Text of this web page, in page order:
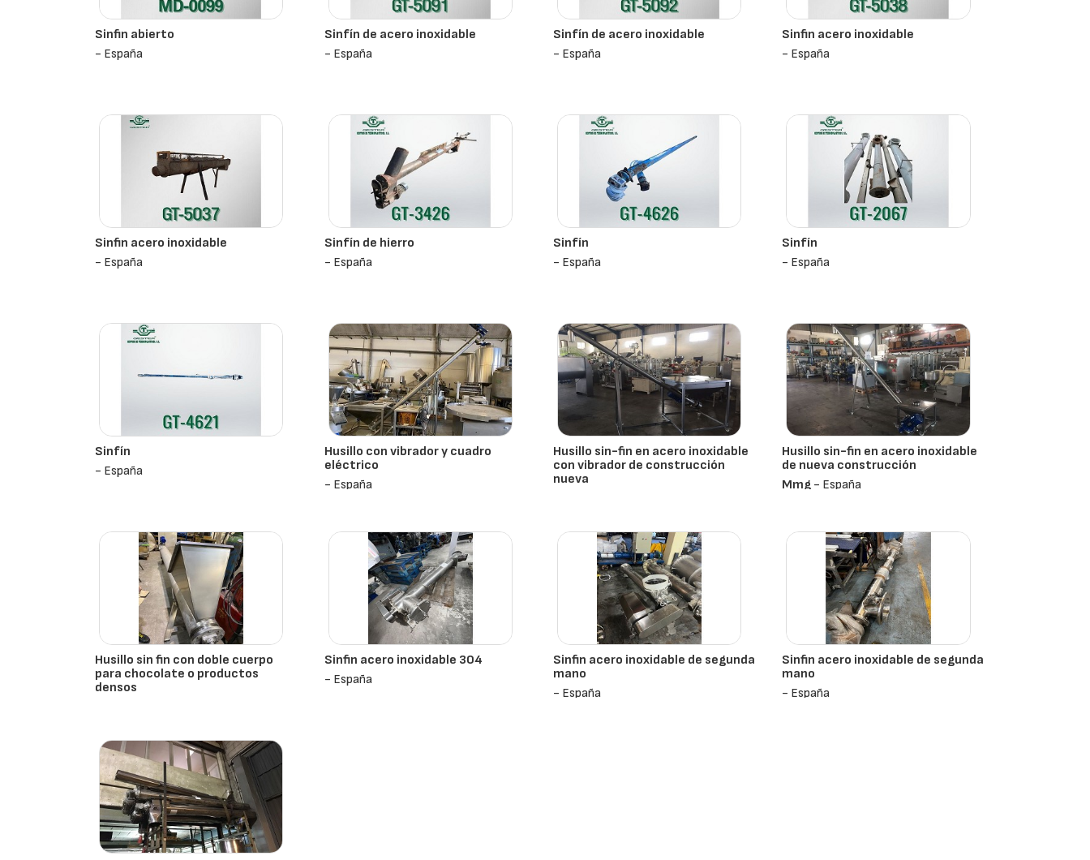
Sinfin abierto
- España
Sinfín de acero inoxidable
- España
Sinfín de acero inoxidable
- España
Sinfin acero inoxidable
- España
Sinfin acero inoxidable
- España
Sinfín de hierro
- España
Sinfín
- España
Sinfín
- España
Sinfín
- España
Husillo con vibrador y cuadro
eléctrico
- España
Husillo sin-fin en acero inoxidable
con vibrador de construcción
nueva
Husillo sin-fin en acero inoxidable
de nueva construcción
Mmg - España
Husillo sin fin con doble cuerpo
para chocolate o productos
densos
Sinfin acero inoxidable 304
- España
Sinfin acero inoxidable de segunda
mano
- España
Sinfin acero inoxidable de segunda
mano
- España